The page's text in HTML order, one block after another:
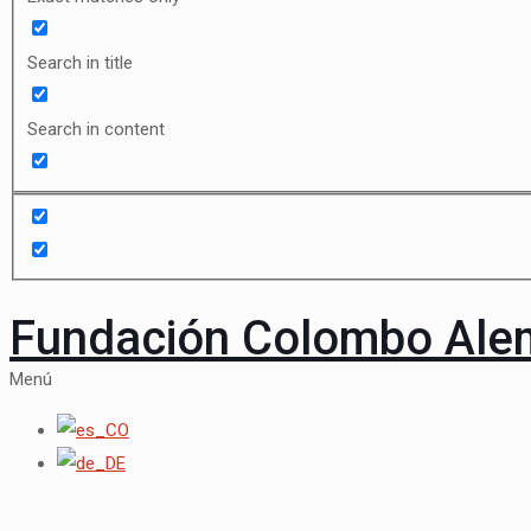
Search in title
Search in content
Fundación Colombo
Menú